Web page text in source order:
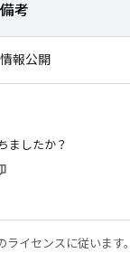
備考
情報公開
ましたか？
ライセンスに従いま